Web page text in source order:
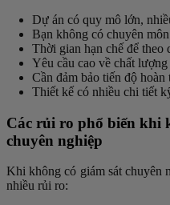
Dự án có quy mô lớn,
Bạn không có chuyên
Thời gian hạn chế để theo
Yêu cầu cao về chất
Cần đảm bảo tiến độ hoàn
Thiết kế có nhiều chi tiết
Các rủi ro phổ biến khi
chuyên nghiệp
Khi không có giám sát chuyên
nhiều rủi ro: